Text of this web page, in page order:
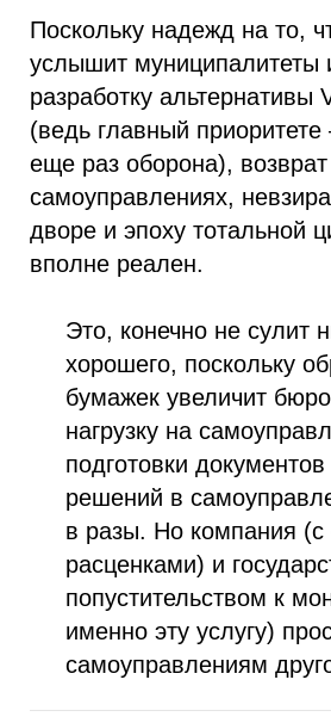
Поскольку надежд на то,
услышит муниципалитеты
разработку альтернативы
(ведь главный
еще раз оборона),
самоуправлениях,
дворе и эпоху тотальной
вполне реален.
Это, конечно не сулит
хорошего, поскольку
бумажек увеличит
нагрузку на
подготовки
решений в
в разы. Но компания
расценками) и
попустительством к
именно эту услугу)
самоуправлениям